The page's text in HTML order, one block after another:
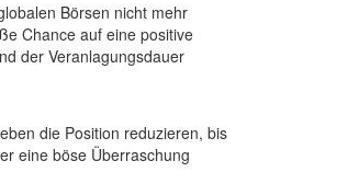
Börsen nicht mehr
Chance auf eine positive
der Veranlagungsdauer
die Position reduzieren, bis
eine böse Überraschung